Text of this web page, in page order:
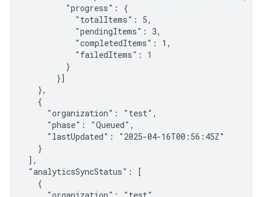
         "progress": {
           "totalItems": 5,
           "pendingItems": 3,
           "completedItems": 1,
           "failedItems": 1
         }
       }]
   },
   {
     "organization": "test",
     "phase": "Queued",
     "lastUpdated": "2025-04-16T00:56:45Z"
   }
],
"analyticsSyncStatus": [
   {